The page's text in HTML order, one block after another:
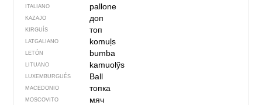
ITALIANO pallone
KAZAJO доп
KIRGUÍS топ
LATGALIANO komuļs
LETÓN bumba
LITUANO kamuolỹs
LUXEMBURGUÉS Ball
MACEDONIO топка
MOSCOVITO мяч